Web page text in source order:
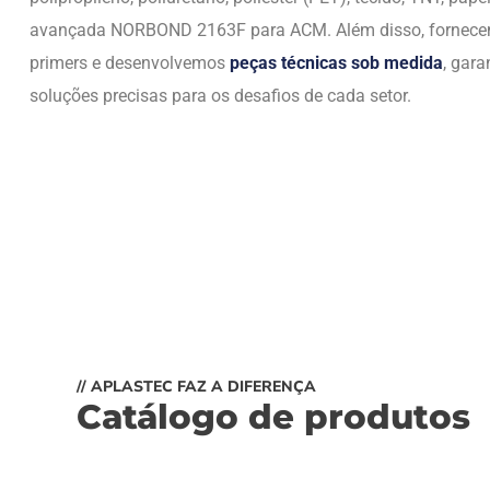
avançada NORBOND 2163F para ACM. Além disso,
primers e desenvolvemos peças técnicas sob medida,
soluções precisas para os desafios de cada setor.
// APLASTEC FAZ A DIFERENÇA
Catálogo de produtos